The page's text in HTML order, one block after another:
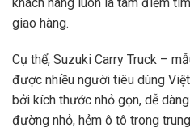
giao hàng.
Cụ thể, Suzuki Carry Truck –
được nhiều người tiêu dùng
bởi kích thước nhỏ gọn, dễ
đường nhỏ, hẻm ô tô trong